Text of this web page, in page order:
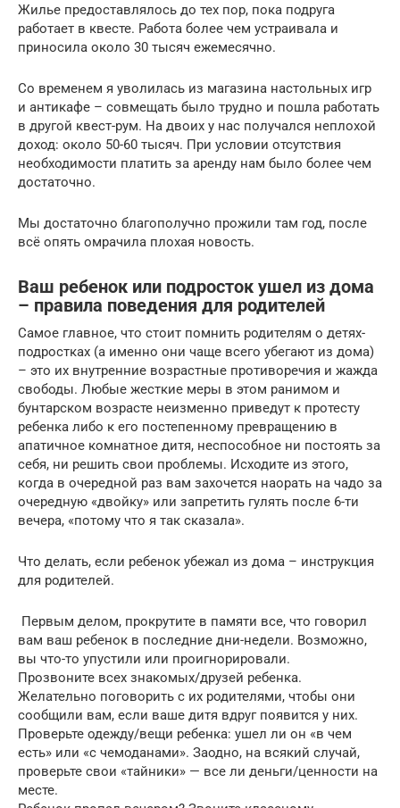
Жилье предоставлялось до тех пор, пока подруга
работает в квесте. Работа более чем устраивала и
приносила около 30 тысяч ежемесячно.
Со временем я уволилась из магазина настольных игр
и антикафе – совмещать было трудно и пошла работать
в другой квест-рум. На двоих у нас получался неплохой
доход: около 50-60 тысяч. При условии отсутствия
необходимости платить за аренду нам было более чем
достаточно.
Мы достаточно благополучно прожили там год, после
всё опять омрачила плохая новость.
Ваш ребенок или подросток ушел из дома
– правила поведения для родителей
Самое главное, что стоит помнить родителям о детях-
подростках (а именно они чаще всего убегают из дома)
– это их внутренние возрастные противоречия и жажда
свободы. Любые жесткие меры в этом ранимом и
бунтарском возрасте неизменно приведут к протесту
ребенка либо к его постепенному превращению в
апатичное комнатное дитя, неспособное ни постоять за
себя, ни решить свои проблемы. Исходите из этого,
когда в очередной раз вам захочется наорать на чадо за
очередную «двойку» или запретить гулять после 6-ти
вечера, «потому что я так сказала».
Что делать, если ребенок убежал из дома – инструкция
для родителей.
Первым делом, прокрутите в памяти все, что говорил
вам ваш ребенок в последние дни-недели. Возможно,
вы что-то упустили или проигнорировали.
Прозвоните всех знакомых/друзей ребенка.
Желательно поговорить с их родителями, чтобы они
сообщили вам, если ваше дитя вдруг появится у них.
Проверьте одежду/вещи ребенка: ушел ли он «в чем
есть» или «с чемоданами». Заодно, на всякий случай,
проверьте свои «тайники» — все ли деньги/ценности на
месте.